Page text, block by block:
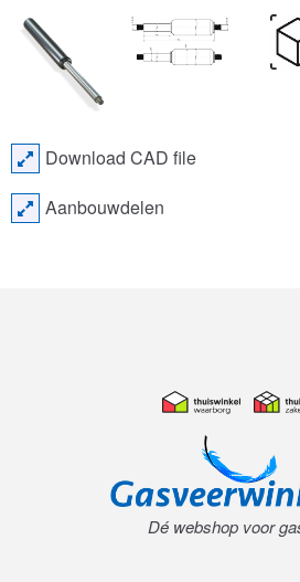
Download CAD file
Aanbouwdelen
Dé webshop voor